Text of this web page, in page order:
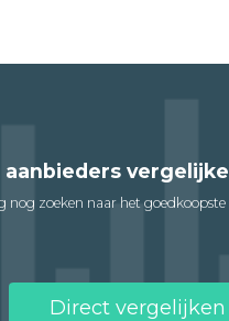
nog zoeken naar het
Direct vergelijken